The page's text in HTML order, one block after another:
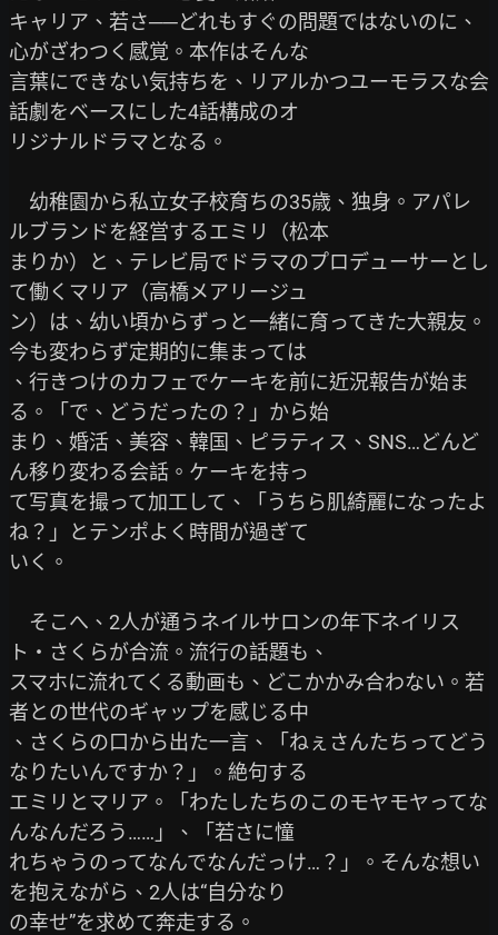
キャリア、若さ──どれもすぐの問題ではないのに、
心がざわつく感覚。本作はそんな
言葉にできない気持ちを、リアルかつユーモラスな会
話劇をベースにした4話構成のオ
リジナルドラマとなる。
幼稚園から私立女子校育ちの35歳、独身。アパレ
ルブランドを経営するエミリ（松本
まりか）と、テレビ局でドラマのプロデューサーとし
て働くマリア（高橋メアリージュ
ン）は、幼い頃からずっと一緒に育ってきた大親友。
今も変わらず定期的に集まっては
、行きつけのカフェでケーキを前に近況報告が始ま
る。「で、どうだったの？」から始
まり、婚活、美容、韓国、ピラティス、SNS…どんど
ん移り変わる会話。ケーキを持っ
て写真を撮って加工して、「うちら肌綺麗になったよ
ね？」とテンポよく時間が過ぎて
いく。
そこへ、2人が通うネイルサロンの年下ネイリス
ト・さくらが合流。流行の話題も、
スマホに流れてくる動画も、どこかかみ合わない。若
者との世代のギャップを感じる中
、さくらの口から出た一言、「ねぇさんたちってどう
なりたいんですか？」。絶句する
エミリとマリア。「わたしたちのこのモヤモヤってな
んなんだろう……」、「若さに憧
れちゃうのってなんでなんだっけ…？」。そんな想い
を抱えながら、2人は“自分なり
の幸せ”を求めて奔走する。